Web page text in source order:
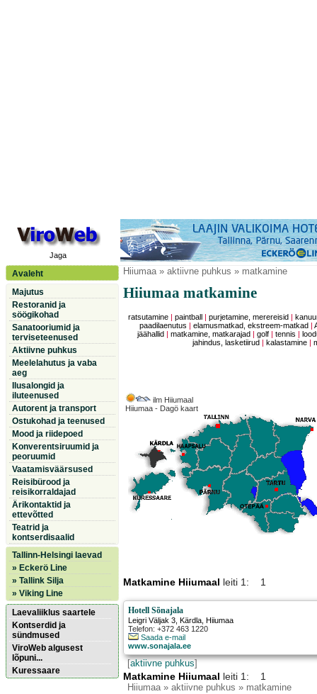
Jaga
Avaleht
Majutus
Restoranid ja
söögikohad
Sanatooriumid ja
terviseteenused
Aktiivne puhkus
Meelelahutus ja vaba
aeg
Ilusalongid ja
iluteenused
Autorent ja transport
Ostukohad ja teenused
Mood ja riidepoed
Konverentsiruumid ja
peoruumid
Vaatamisväärsused
Reisibürood ja
reisikorraldajad
Ärikontaktid ja
ettevõtted
Teatrid ja
kontserdisaalid
Tallinn-Helsingi laevad
» Eckerö Line
» Tallink Silja
» Viking Line
Laevaliiklus saartele
Kontserdid ja
sündmused
ViroWeb algusest
lõpuni...
Kuressaare
Hiiumaa» aktiivne puhkus » matkamine
Hiiumaa matkamine
ratsutamine| paintball purjetamine, merereisid
paadilaenutus
|elamusmatkad, ekstreem-matkad |
jäähallid
matkamine, matkarajad golf| tennis
jahindus, lasketiirud
kalastamine |
ilm Hiiumaal
Hiiumaa - Dagö kaart
Matkamine Hiiumaal leiti 1: 1
Hotell Sõnajala
Leigri Väljak 3 Kärdla , Hiiumaa
Telefon: +372 463 1220
Saada e-mail
www.sonajala.ee
[aktiivne puhkus]
Matkamine Hiiumaal leiti 1: 1
Hiiumaa» aktiivne puhkus » matkamine